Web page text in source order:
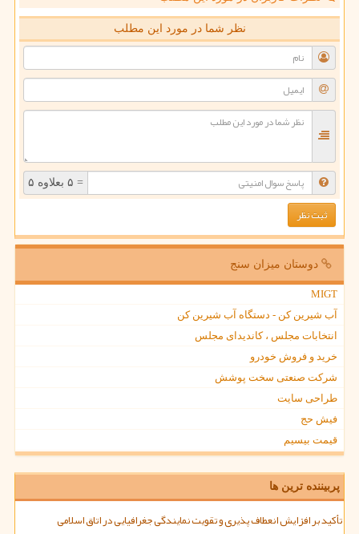
نظر شما در مورد این مطلب
= ۵ بعلاوه ۵
دوستان میزان سنج
MIGT
آب شیرین کن - دستگاه آب شیرین کن
انتخابات مجلس ، کاندیدای مجلس
خرید و فروش خودرو
شرکت صنعتی سخت پوشش
طراحی سایت
فیش حج
قیمت بیسیم
پربیننده ترین ها
تأکید بر افزایش انعطاف پذیری و تقویت نمایندگی جغرافیایی در اتاق اسلامی